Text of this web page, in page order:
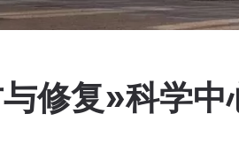
修复»科学中